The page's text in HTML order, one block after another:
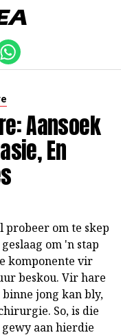
Aansoek
En
probeer om te skep
om 'n stap
komponente vir
beskou. Vir hare
jong kan bly,
So, is die
aan hierdie